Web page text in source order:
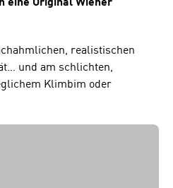
eine Original Wiener
realistischen
und am schlichten,
Klimbim oder